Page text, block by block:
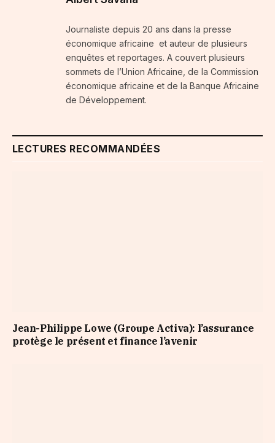
Journaliste depuis 20 ans dans la presse
économique africaine et auteur de plusieurs
enquêtes et reportages. A couvert plusieurs
sommets de l’Union Africaine, de la Commission
économique africaine et de la Banque Africaine
de Développement.
LECTURES RECOMMANDÉES
Jean-Philippe Lowe (Groupe Activa): l’assurance
protège le présent et finance l’avenir